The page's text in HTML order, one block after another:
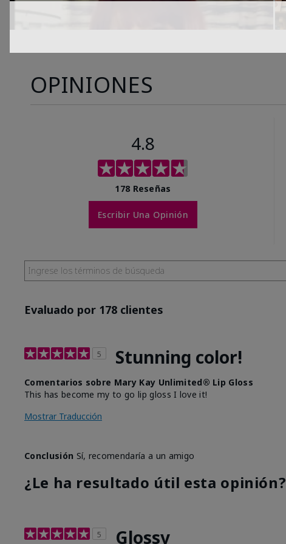
OPINIONES
4.8
178 Reseñas
Escribir Una Opinión
Evaluado por 178 clientes
5 Stunning color!
Comentarios sobre Mary Kay Unlimited® Lip Gloss
This has become my to go lip gloss I love it!
Mostrar Traducción
Conclusión Sí, recomendaría a un amigo
¿Le ha resultado útil esta opinión?
5 Glossy